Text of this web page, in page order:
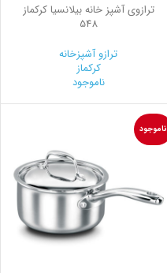
ترازوی آشپز خانه بیلانسیا کرکماز
548
ترازو آشپزخانه
کرکماز
ناموجود
ناموجود